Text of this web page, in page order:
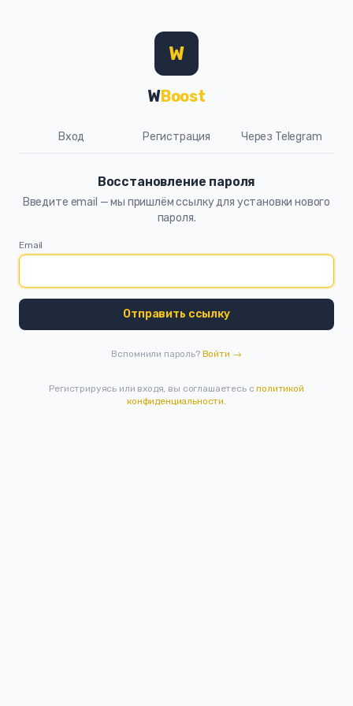
W
WBoost
Вход Регистрация Через Telegram
Восстановление пароля
Введите email — мы пришлём ссылку для установки нового
пароля.
Email
Отправить ссылку
Вспомнили пароль? Войти →
Регистрируясь или входя, вы соглашаетесь сполитикой
конфиденциальности.